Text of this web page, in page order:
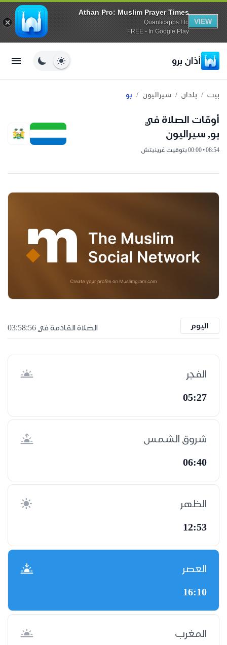
Athan Pro: Muslim Prayer Times
Quanticapps Ltd
FREE - In Google Play
VIEW
أذان برو
بيت / بلدان / سيراليون / بو
أوقات الصلاة في
بو, سيراليون
08:54 • 00:00 بتوقيت غرينيتش
اليوم الصلاة القادمة في 03:58:55
الفجر
05:27
شروق الشمس
06:40
الظهر
12:53
العصر
16:10
المغرب